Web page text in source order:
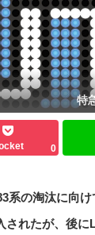
特
0
系の淘汰に向
れたが、後